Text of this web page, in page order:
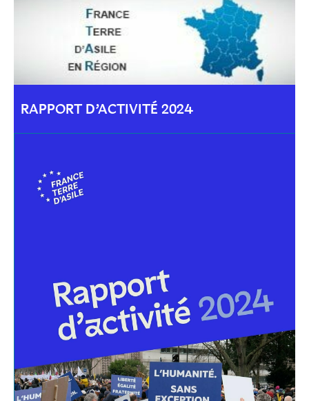
RAPPORT D’ACTIVITÉ 2024